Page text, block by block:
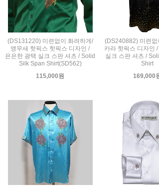
(DS131220) 미련없이 화려하게/
앵무새 핫픽스 핫픽스 디자인 /
은은한 광택 실크 스판 셔츠 / Solid
Silk Span Shirt(SD562)
115,000원
(DS240882) 미련없
카라 핫픽스 디자인
실크 스판 셔츠 /
Shirt
169,000